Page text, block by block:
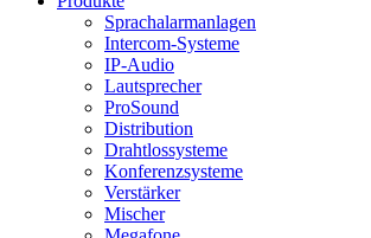
Sprachalarmanlagen
Intercom-Systeme
IP-Audio
Lautsprecher
ProSound
Distribution
Drahtlossysteme
Konferenzsysteme
Verstärker
Mischer